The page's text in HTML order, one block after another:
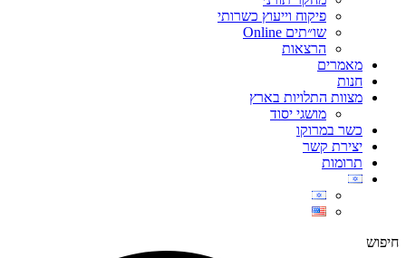
פיקוח וייעוץ כשרותי
שו״תים Online
הרצאות
מאמרים
חנות
מצוות התלויות בארץ
מושגי יסוד
כשר במרוקו
יצירת קשר
תרומות
חיפוש